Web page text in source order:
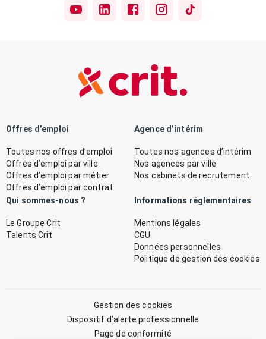
Offres d’emploi
Toutes nos offres d’emploi
Offres d’emploi par ville
Offres d’emploi par métier
Offres d’emploi par contrat
Agence d’intérim
Toutes nos agences d’intérim
Nos agences par ville
Nos cabinets de recrutement
Qui sommes-nous ?
Le Groupe Crit
Talents Crit
Informations réglementaires
Mentions légales
CGU
Données personnelles
Politique de gestion des cookies
Gestion des cookies
Dispositif d’alerte professionnelle
Page de conformité